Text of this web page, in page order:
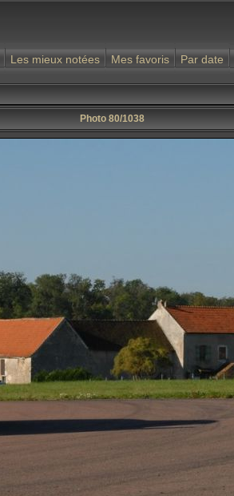
Les mieux notées Mes favoris Par date
Photo 80/1038